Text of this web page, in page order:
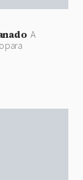
A
para